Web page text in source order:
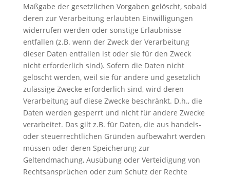
Maßgabe der gesetzlichen Vorgaben gelöscht, sobald
deren zur Verarbeitung erlaubten Einwilligungen
widerrufen werden oder sonstige Erlaubnisse
entfallen (z.B. wenn der Zweck der Verarbeitung
dieser Daten entfallen ist oder sie für den Zweck
nicht erforderlich sind). Sofern die Daten nicht
gelöscht werden, weil sie für andere und gesetzlich
zulässige Zwecke erforderlich sind, wird deren
Verarbeitung auf diese Zwecke beschränkt. D.h., die
Daten werden gesperrt und nicht für andere Zwecke
verarbeitet. Das gilt z.B. für Daten, die aus handels-
oder steuerrechtlichen Gründen aufbewahrt werden
müssen oder deren Speicherung zur
Geltendmachung, Ausübung oder Verteidigung von
Rechtsansprüchen oder zum Schutz der Rechte